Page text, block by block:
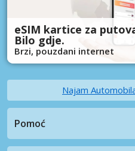
eSIM kartice za
Bilo gdje.
Brzi, pouzdani internet
Najam
Pomoć